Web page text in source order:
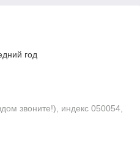
год
звоните!), индекс 050054,